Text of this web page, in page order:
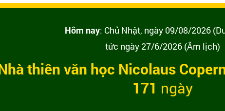
Hôm nay: Chủ Nhật, ngày 09/08/2026
tức ngày 27/6/2026 (Âm lịch)
thiên văn học Nicolaus
171 ngày